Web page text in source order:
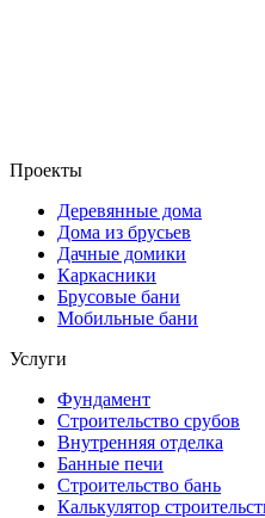
Проекты
Деревянные дома
Дома из брусьев
Дачные домики
Каркасники
Брусовые бани
Мобильные бани
Услуги
Фундамент
Строительство срубов
Внутренняя отделка
Банные печи
Строительство бань
Калькулятор